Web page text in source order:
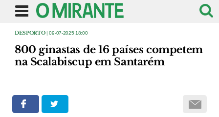
DESPORTO| 09-07-2025 18:00
800 ginastas de 16 países competem
na Scalabiscup em Santarém